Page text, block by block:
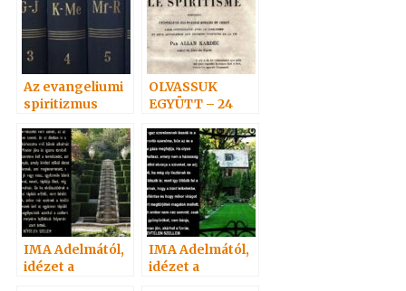
Az evangeliumi
spiritizmus
szótára
OLVASSUK
EGYÜTT – 24
IMA Adelmától,
idézet a
IMA Adelmától,
idézet a